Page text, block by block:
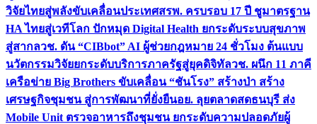
วิจัยไทยสู่พลังขับเคลื่อนประเทศสรพ. ครบรอบ 17 ปี ชูมาตรฐาน
HA ไทยสู่เวทีโลก ปักหมุด Digital Health ยกระดับระบบสุขภาพ
สู่สากลวช. ดัน “CIBbot” AI ผู้ช่วยกฎหมาย 24 ชั่วโมง ต้นแบบ
นวัตกรรมวิจัยยกระดับบริการภาครัฐสู่ยุคดิจิทัลวช. ผนึก 11 ภาคี
เครือข่าย Big Brothers ขับเคลื่อน “ชันโรง” สร้างป่า สร้าง
เศรษฐกิจชุมชน สู่การพัฒนาที่ยั่งยืนอย. ลุยตลาดสดธนบุรี ส่ง
Mobile Unit ตรวจอาหารถึงชุมชน ยกระดับความปลอดภัยผู้